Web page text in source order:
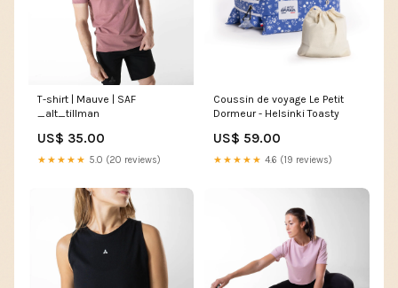
T-shirt | Mauve | SAF
_alt_tillman
US$ 35.00
★★★★★ 5.0 (20 reviews)
Coussin de voyage Le Petit
Dormeur - Helsinki Toasty
US$ 59.00
★★★★★ 4.6 (19 reviews)